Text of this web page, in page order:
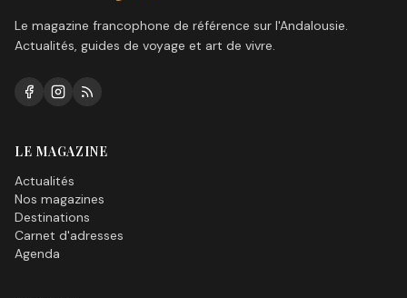
Le magazine francophone de référence sur l'Andalousie.
Actualités, guides de voyage et art de vivre.
LE MAGAZINE
Actualités
Nos magazines
Destinations
Carnet d'adresses
Agenda